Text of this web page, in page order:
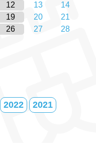
12 13
14
19 20
21
26 27
28
2022
2021